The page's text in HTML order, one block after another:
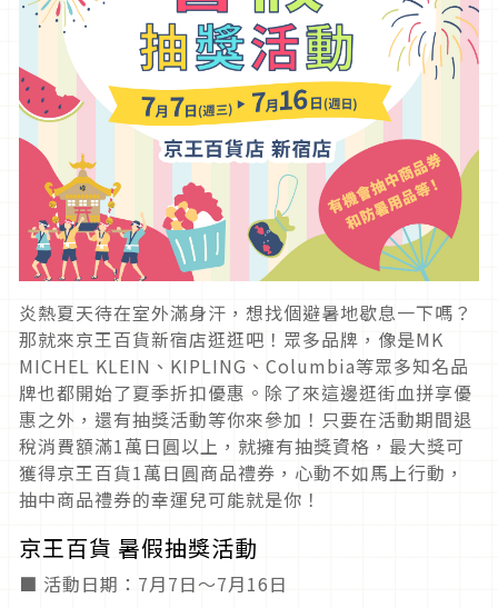
炎熱夏天待在室外滿身汗，想找個避暑地歇息一下嗎？
那就來京王百貨新宿店逛逛吧！眾多品牌，像是MK
MICHEL KLEIN、KIPLING、Columbia等眾多知名品
牌也都開始了夏季折扣優惠。除了來這邊逛街血拼享優
惠之外，還有抽獎活動等你來參加！只要在活動期間退
稅消費額滿1萬日圓以上，就擁有抽獎資格，最大獎可
獲得京王百貨1萬日圓商品禮券，心動不如馬上行動，
抽中商品禮券的幸運兒可能就是你！
京王百貨 暑假抽獎活動
■ 活動日期：7月7日～7月16日